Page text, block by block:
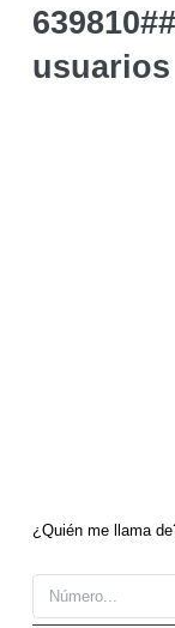
usuarios
¿Quién me llama